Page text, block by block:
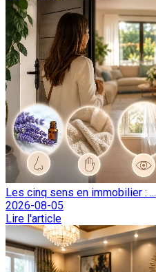
Les cinq sens en immobilier : ...
2026-08-05
Lire l'article